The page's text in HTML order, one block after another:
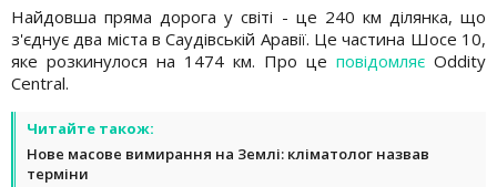
Найдовша пряма дорога у світі - це 240 км ділянка, що
з'єднує два міста в Саудівській Аравії. Це частина Шосе 10,
яке розкинулося на 1474 км. Про це повідомляє Oddity
Central.
Читайте також:
Нове масове вимирання на Землі: кліматолог назвав
терміни